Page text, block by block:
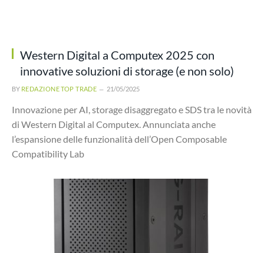
Western Digital a Computex 2025 con
innovative soluzioni di storage (e non solo)
BY REDAZIONE TOP TRADE 21/05/2025
Innovazione per AI, storage disaggregato e SDS tra le novità
di Western Digital al Computex. Annunciata anche
l’espansione delle funzionalità dell’Open Composable
Compatibility Lab